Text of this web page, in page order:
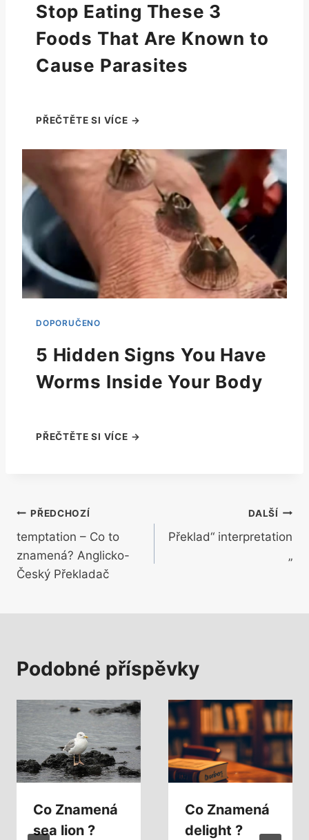
Stop Eating These 3
Foods That Are Known to
Cause Parasites
5 Hidden Signs You Have
Worms Inside Your Body
Navigace
pro
příspěvek
PŘEDCHOZÍ
temptation – Co to
znamená? Anglicko-
Český Překladač
DALŠÍ
Překlad“ interpretation
„
Podobné příspěvky
Co Znamená
sea lion ?
Co Znamená
delight ?